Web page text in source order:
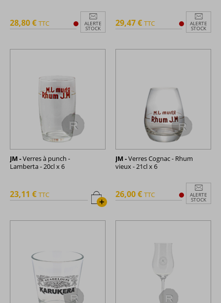
ALERTE
STOCK
28,80 € TTC ALERTE
STOCK
29,47 € TTC
JM -Verres à punch -
Lamberta - 20cl x 6
+
23,11 € TTC
JM -Verres Cognac - Rhum
vieux - 21cl x 6
ALERTE
STOCK
26,00 € TTC